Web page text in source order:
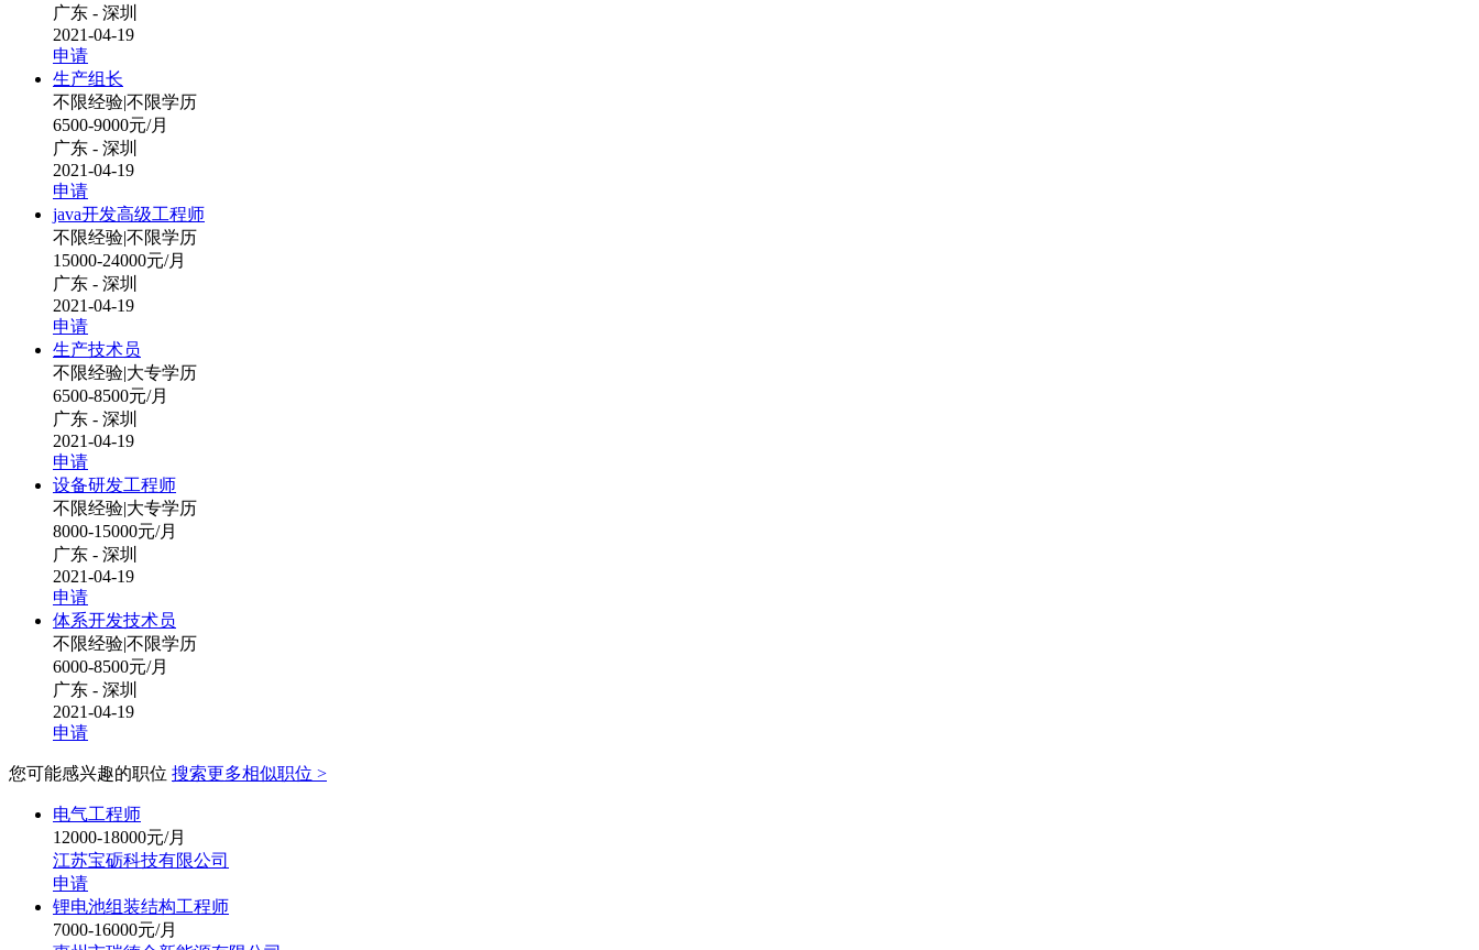
广东 - 深圳
2021-04-19
申请
生产组长
不限经验|不限学历
6500-9000元/月
广东 - 深圳
2021-04-19
申请
java开发高级工程师
不限经验|不限学历
15000-24000元/月
广东 - 深圳
2021-04-19
申请
生产技术员
不限经验|大专学历
6500-8500元/月
广东 - 深圳
2021-04-19
申请
设备研发工程师
不限经验|大专学历
8000-15000元/月
广东 - 深圳
2021-04-19
申请
体系开发技术员
不限经验|不限学历
6000-8500元/月
广东 - 深圳
2021-04-19
申请
您可能感兴趣的职位 搜索更多相似职位 >
电气工程师
12000-18000元/月
江苏宝砺科技有限公司
申请
锂电池组装结构工程师
7000-16000元/月